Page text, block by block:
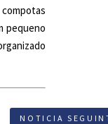
pequeno
NOTICIA